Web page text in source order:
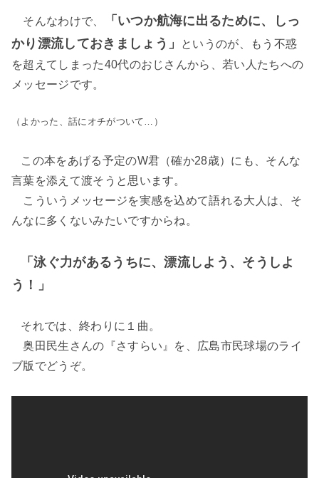
そんなわけで、
「いつか航海に出るために、しっ
かり漂流しておきましょう」
というのが、もう不惑
を超えてしまった40代のおじさんから、若い人たちへの
メッセージです。
（よかった、話にオチがついて…）
この本をあげる予定のW君（確か28歳）にも、そんな
言葉を添えて渡そうと思います。
こういうメッセージを実感を込めて語れる大人は、そ
んなに多くないみたいですからね。
「泳ぐ力があるうちに、漂流しよう、そうしよ
う！」
それでは、終わりに１曲。
奥田民生さんの『さすらい』を、広島市民球場のライ
ブ版でどうぞ。